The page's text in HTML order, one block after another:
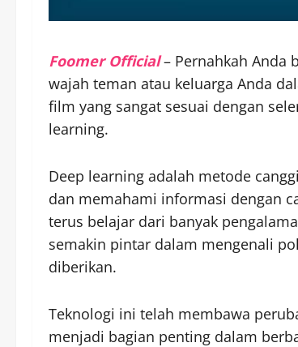
Foomer Official– Pernahkah Anda
wajah teman atau keluarga Anda
film yang sangat sesuai dengan
learning.
Deep learning adalah metode
dan memahami informasi dengan
terus belajar dari banyak
semakin pintar dalam mengenali
diberikan.
Teknologi ini telah membawa
menjadi bagian penting dalam